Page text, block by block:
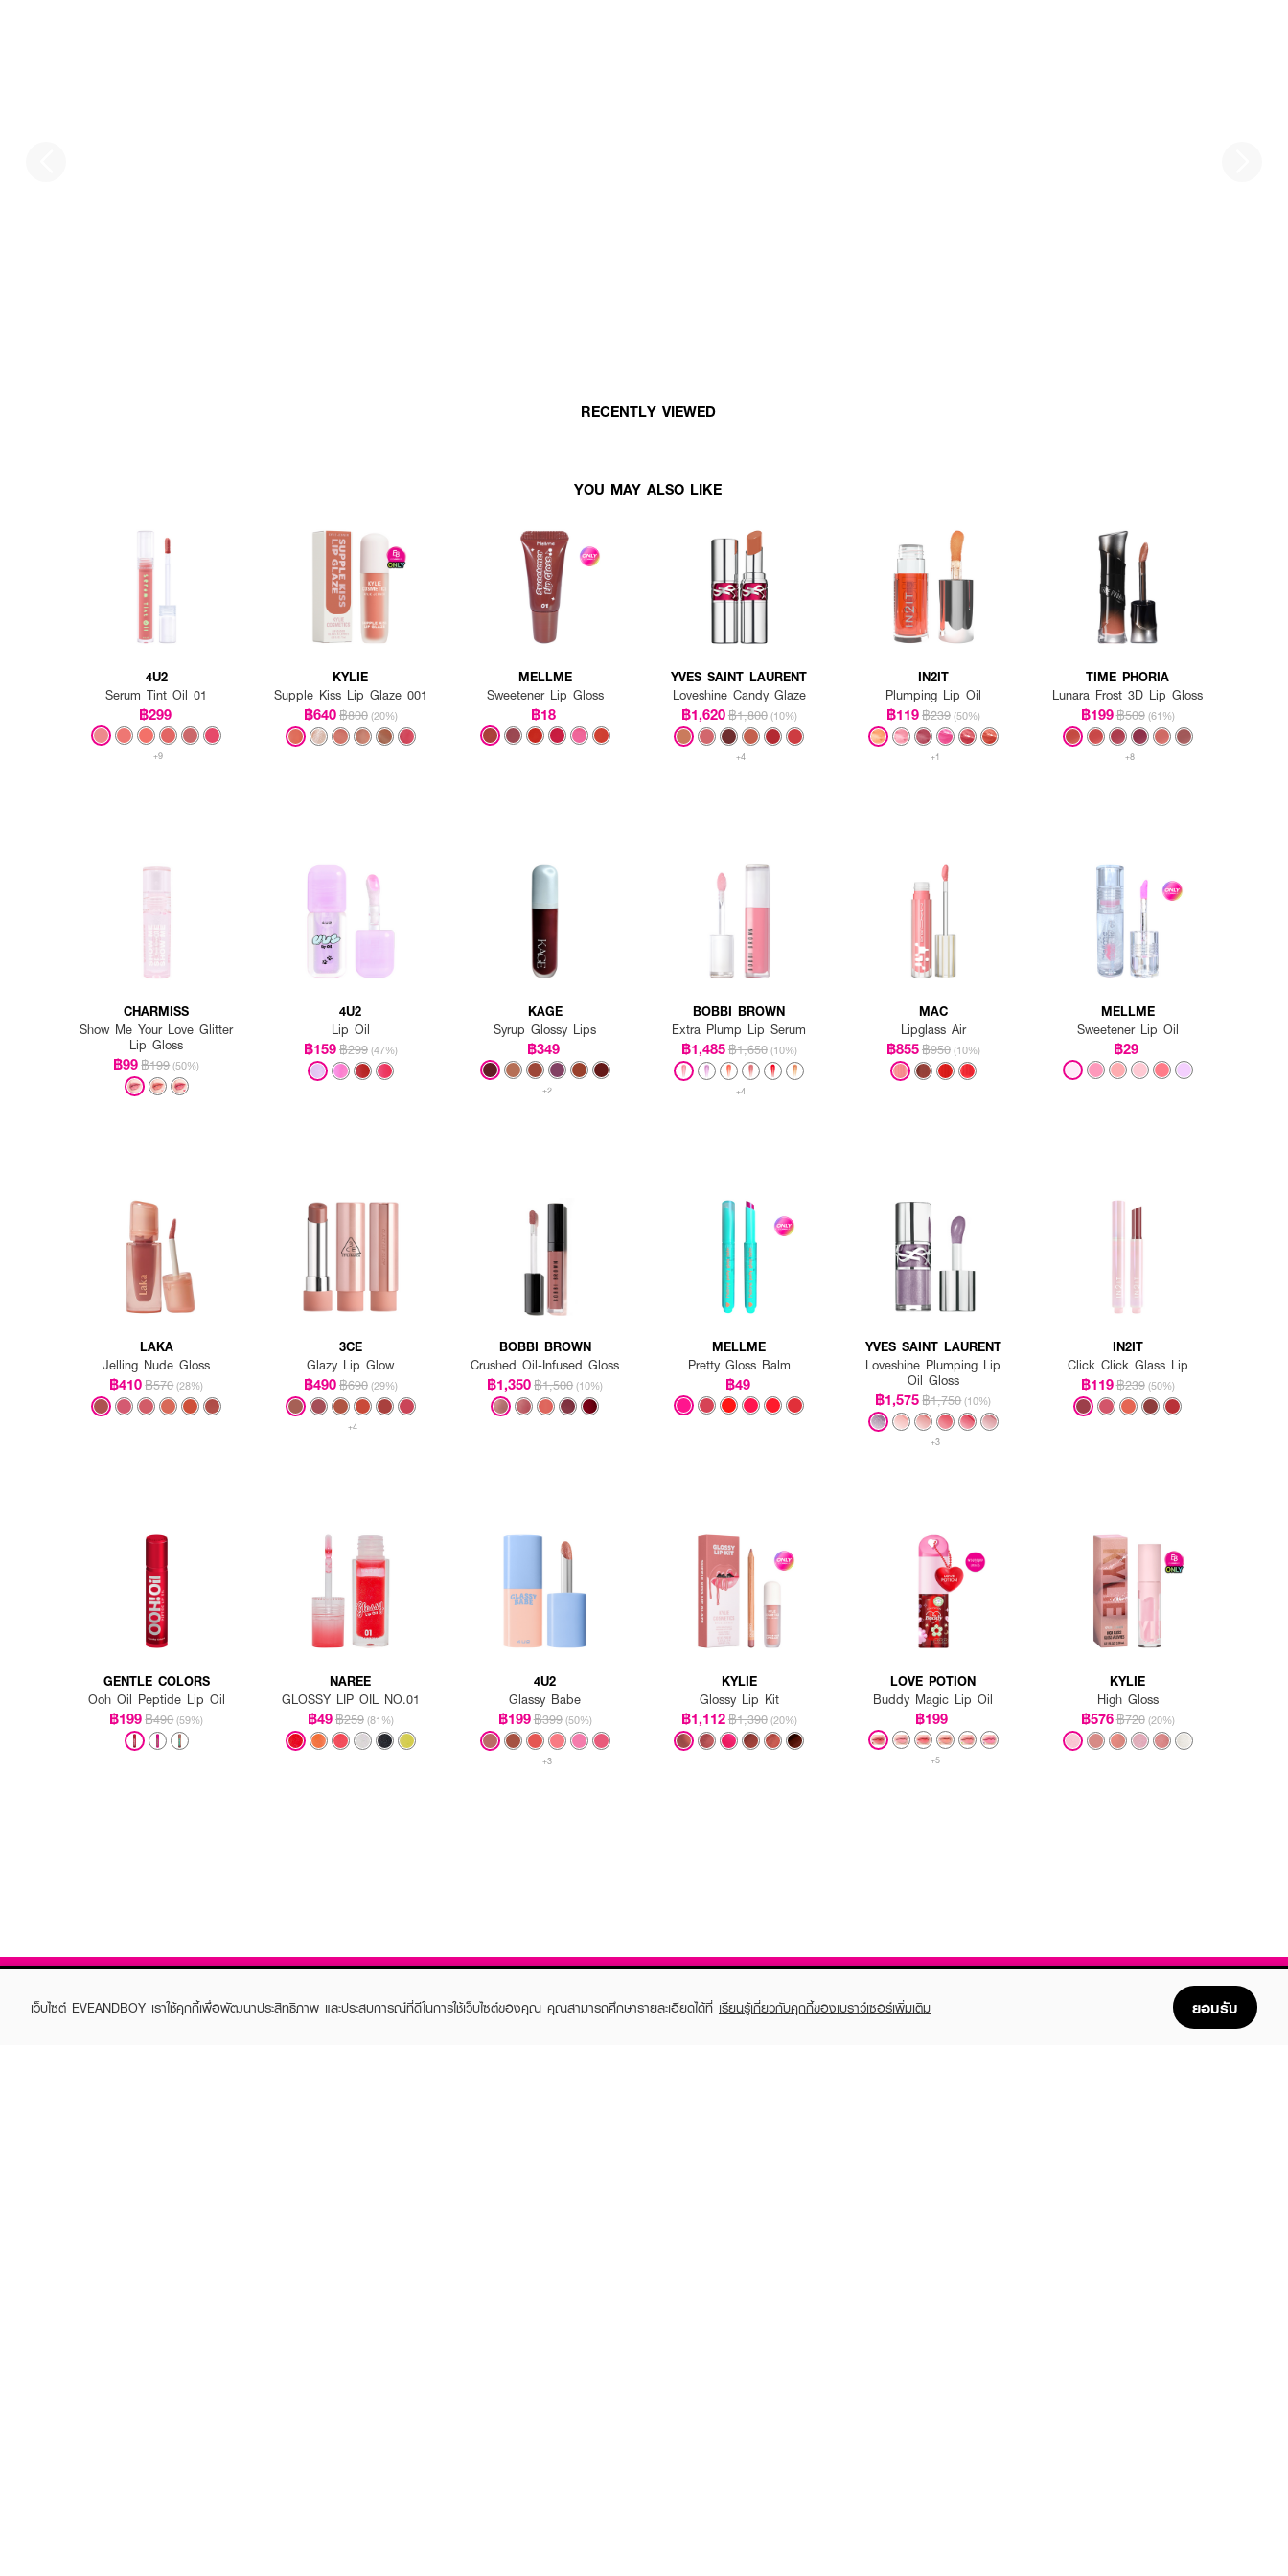
RECENTLY VIEWED
YOU MAY ALSO LIKE
4U2
Serum Tint Oil 01
฿299
+9
KYLIE
Supple Kiss Lip Glaze 001
฿640฿800 (20%)
MELLME
Sweetener Lip Gloss
฿18
YVES SAINT LAURENT
Loveshine Candy Glaze
฿1,620฿1,800 (10%)
+4
IN2IT
Plumping Lip Oil
฿119฿239 (50%)
+1
TIME PHORIA
Lunara Frost 3D Lip Gloss
฿199฿509 (61%)
+8
CHARMISS
Show Me Your Love Glitter
Lip Gloss
฿99฿199 (50%)
4U2
Lip Oil
฿159฿299 (47%)
KAGE
Syrup Glossy Lips
฿349
+2
BOBBI BROWN
Extra Plump Lip Serum
฿1,485฿1,650 (10%)
+4
MAC
Lipglass Air
฿855฿950 (10%)
MELLME
Sweetener Lip Oil
฿29
LAKA
Jelling Nude Gloss
฿410฿570 (28%)
3CE
Glazy Lip Glow
฿490฿690 (29%)
+4
BOBBI BROWN
Crushed Oil-Infused Gloss
฿1,350฿1,500 (10%)
MELLME
Pretty Gloss Balm
฿49
YVES SAINT LAURENT
Loveshine Plumping Lip
Oil Gloss
฿1,575฿1,750 (10%)
+3
IN2IT
Click Click Glass Lip
฿119฿239 (50%)
GENTLE COLORS
Ooh Oil Peptide Lip Oil
฿199฿490 (59%)
NAREE
GLOSSY LIP OIL NO.01
฿49฿259 (81%)
4U2
Glassy Babe
฿199฿399 (50%)
+3
KYLIE
Glossy Lip Kit
฿1,112฿1,390 (20%)
LOVE POTION
Buddy Magic Lip Oil
฿199
+5
KYLIE
High Gloss
฿576฿720 (20%)
เว็บไซต์ EVEANDBOY เราใช้คุกกี้เพื่อพัฒนาประสิทธิภาพ และประสบการณ์ที่ดีในการใช้เว็บไซต์ของคุณ คุณสามารถศึกษารายละเอียดได้ที่ เรียนรู้เกี่ยวกับคุกกี้ของเบราว์เซอร์เพิ่มเติม ยอมรับ